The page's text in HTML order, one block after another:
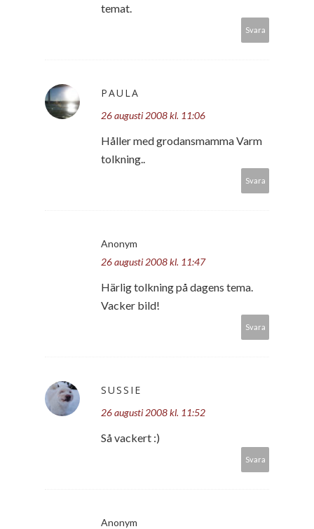
temat.
Svara
PAULA
26 augusti 2008 kl. 11:06
Håller med grodansmamma Varm
tolkning..
Svara
Anonym
26 augusti 2008 kl. 11:47
Härlig tolkning på dagens tema.
Vacker bild!
Svara
SUSSIE
26 augusti 2008 kl. 11:52
Så vackert :)
Svara
Anonym